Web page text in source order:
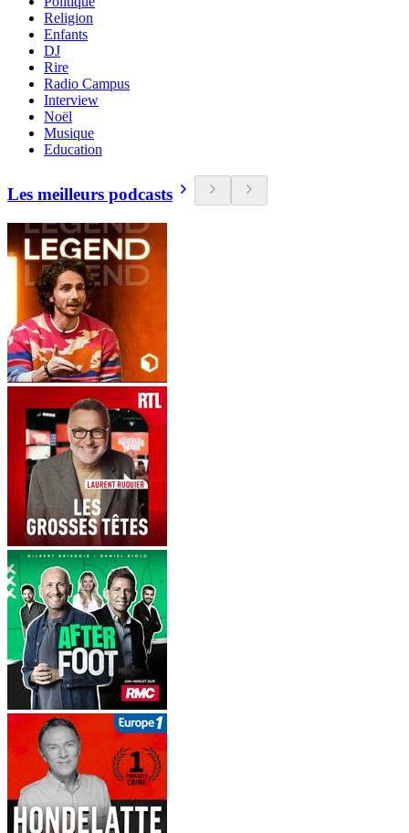
Religion
Enfants
DJ
Rire
Radio Campus
Interview
Noël
Musique
Education
Les meilleurs podcasts